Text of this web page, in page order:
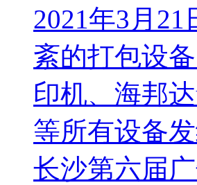
2021年3月
紊的打包设
印机、海邦
等所有设备
长沙第六届